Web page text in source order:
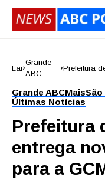
Lar
Grande
ABC
Prefeitura
Grande ABCMaisSão
Últimas Notícias
Prefeitura
entrega
para a